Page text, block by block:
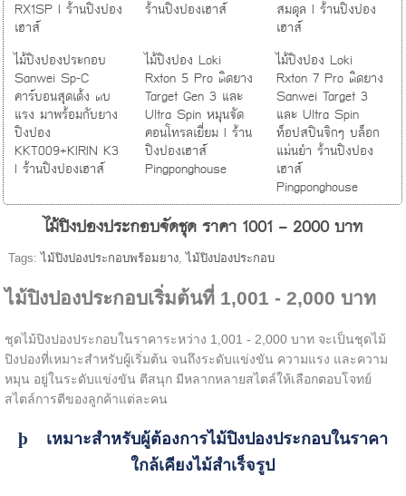
RX1SP I ร้านปิงปอง
เฮาส์
ร้านปิงปองเฮาส์
สมดุล I ร้านปิงปอง
เฮาส์
ไม้ปิงปองประกอบ
Sanwei Sp-C
คาร์บอนสุดเด้ง ตบ
แรง มาพร้อมกับยาง
ปิงปอง
KKT009+KIRIN K3
I ร้านปิงปองเฮาส์
ไม้ปิงปอง Loki
Rxton 5 Pro ติดยาง
Target Gen 3 และ
Ultra Spin หมุนจัด
คอนโทรลเยี่ยม I ร้าน
ปิงปองเฮาส์
Pingponghouse
ไม้ปิงปอง Loki
Rxton 7 Pro ติดยาง
Sanwei Target 3
และ Ultra Spin
ท็อปสปินจิกๆ บล็อก
แม่นยำ ร้านปิงปอง
เฮาส์
Pingponghouse
ไม้ปิงปองประกอบจัดชุด ราคา 1001 - 2000 บาท
Tags:ไม้ปิงปองประกอบพร้อมยาง,ไม้ปิงปองประกอบ
ไม้ปิงปองประกอบเริ่มต้นที่ 1,001 - 2,000 บาท
ชุดไม้ปิงปองประกอบในราคาระหว่าง 1,001 - 2,000 บาท จะเป็นชุดไม้
ปิงปองที่เหมาะสำหรับผู้เริ่มต้น จนถึงระดับแข่งขัน ความแรง และความ
หมุน อยู่ในระดับแข่งขัน ตีสนุก มีหลากหลายสไตล์ให้เลือกตอบโจทย์
สไตล์การตีของลูกค้าแต่ละคน
þ เหมาะสำหรับผู้ต้องการไม้ปิงปองประกอบในราคา
ใกล้เคียงไม้สำเร็จรูป